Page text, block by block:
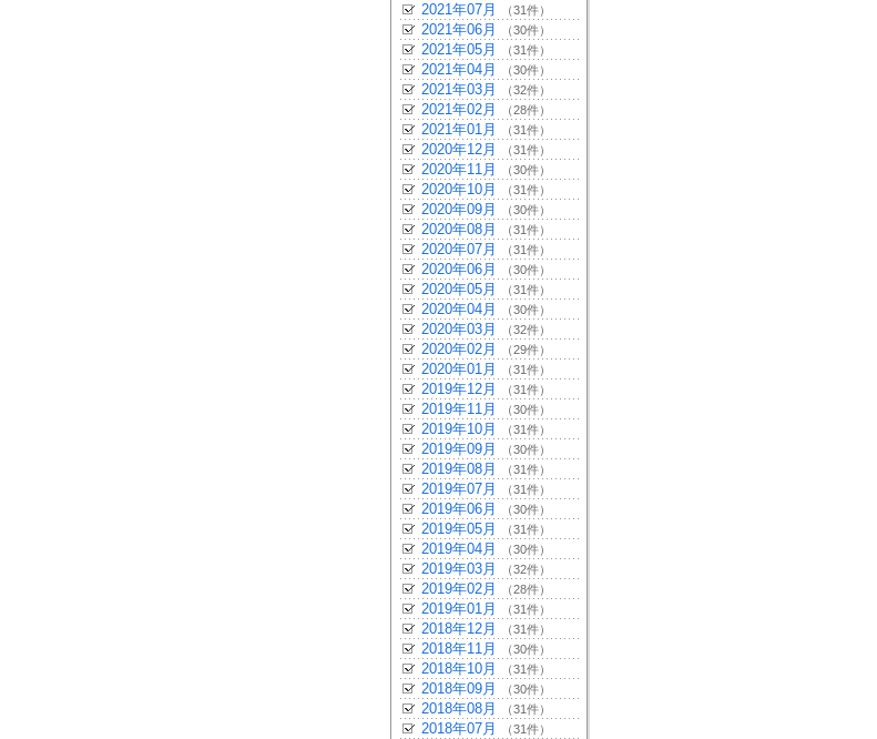
2021年07月 （31件）
2021年06月 （30件）
2021年05月 （31件）
2021年04月 （30件）
2021年03月 （32件）
2021年02月 （28件）
2021年01月 （31件）
2020年12月 （31件）
2020年11月 （30件）
2020年10月 （31件）
2020年09月 （30件）
2020年08月 （31件）
2020年07月 （31件）
2020年06月 （30件）
2020年05月 （31件）
2020年04月 （30件）
2020年03月 （32件）
2020年02月 （29件）
2020年01月 （31件）
2019年12月 （31件）
2019年11月 （30件）
2019年10月 （31件）
2019年09月 （30件）
2019年08月 （31件）
2019年07月 （31件）
2019年06月 （30件）
2019年05月 （31件）
2019年04月 （30件）
2019年03月 （32件）
2019年02月 （28件）
2019年01月 （31件）
2018年12月 （31件）
2018年11月 （30件）
2018年10月 （31件）
2018年09月 （30件）
2018年08月 （31件）
2018年07月 （31件）